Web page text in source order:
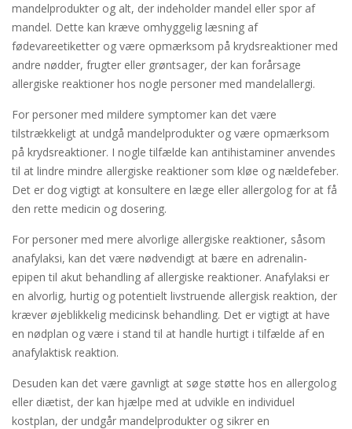
mandelprodukter og alt, der indeholder mandel eller spor af
mandel. Dette kan kræve omhyggelig læsning af
fødevareetiketter og være opmærksom på krydsreaktioner med
andre nødder, frugter eller grøntsager, der kan forårsage
allergiske reaktioner hos nogle personer med mandelallergi.
For personer med mildere symptomer kan det være
tilstrækkeligt at undgå mandelprodukter og være opmærksom
på krydsreaktioner. I nogle tilfælde kan antihistaminer anvendes
til at lindre mindre allergiske reaktioner som kløe og nældefeber.
Det er dog vigtigt at konsultere en læge eller allergolog for at få
den rette medicin og dosering.
For personer med mere alvorlige allergiske reaktioner, såsom
anafylaksi, kan det være nødvendigt at bære en adrenalin-
epipen til akut behandling af allergiske reaktioner. Anafylaksi er
en alvorlig, hurtig og potentielt livstruende allergisk reaktion, der
kræver øjeblikkelig medicinsk behandling. Det er vigtigt at have
en nødplan og være i stand til at handle hurtigt i tilfælde af en
anafylaktisk reaktion.
Desuden kan det være gavnligt at søge støtte hos en allergolog
eller diætist, der kan hjælpe med at udvikle en individuel
kostplan, der undgår mandelprodukter og sikrer en